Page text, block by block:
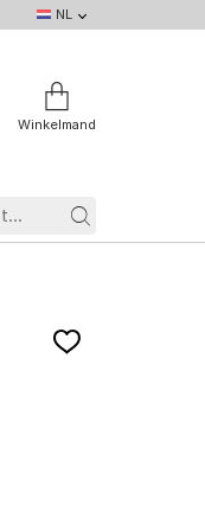
NL
DE
NL
BE
FR
Winkelmand